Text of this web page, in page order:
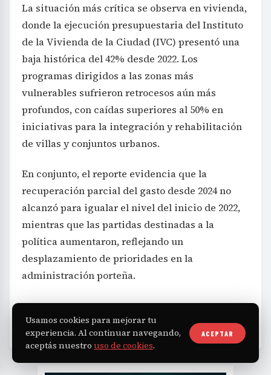
La situación más crítica se observa en vivienda,
donde la ejecución presupuestaria del Instituto
de la Vivienda de la Ciudad (IVC) presentó una
baja histórica del 42% desde 2022. Los
programas dirigidos a las zonas más
vulnerables sufrieron retrocesos aún más
profundos, con caídas superiores al 50% en
iniciativas para la integración y rehabilitación
de villas y conjuntos urbanos.
En conjunto, el reporte evidencia que la
recuperación parcial del gasto desde 2024 no
alcanzó para igualar el nivel del inicio de 2022,
mientras que las partidas destinadas a la
política aumentaron, reflejando un
desplazamiento de prioridades en la
administración porteña.
TAGS Economía Gobierno
Usamos cookies para mejorar tu
experiencia. Al continuar navegando,
aceptás nuestro uso de cookies.
ACEPTAR